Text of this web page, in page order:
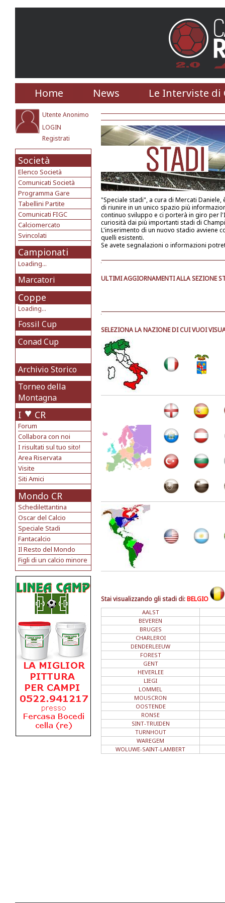
Home News Le Interviste di
Utente Anonimo
LOGIN
Registrati
Società
Elenco Società
Comunicati Società
Programma Gare
Tabellini Partite
Comunicati FIGC
Calciomercato
Svincolati
Campionati
Loading...
Marcatori
Coppe
Loading...
Fossil Cup
Conad Cup
Archivio Storico
Torneo della
Montagna
I CR
Forum
Collabora con noi
I risultati sul tuo sito!
Area Riservata
Visite
Siti Amici
Mondo CR
Schedilettantina
Oscar del Calcio
Speciale Stadi
Fantacalcio
Il Resto del Mondo
Figli di un calcio minore
"Speciale stadi", a cura di Mercati
di riunire in un unico spazio più
continuo sviluppo e ci porterà in giro per
curiosità dai più importanti stadi di
L'inserimento di un nuovo stadio avviene
quelli esistenti.
Se avete segnalazioni o informazioni
ULTIMI AGGIORNAMENTI ALLA SEZIONE
SELEZIONA LA NAZIONE DI CUI VUOI
Stai visualizzando gli stadi di:BELGIO
AALST
BEVEREN
BRUGES
CHARLEROI
DENDERLEEUW
FOREST
GENT
HEVERLEE
LIEGI
LOMMEL
MOUSCRON
OOSTENDE
RONSE
SINT-TRUIDEN
TURNHOUT
WAREGEM
WOLUWE-SAINT-LAMBERT